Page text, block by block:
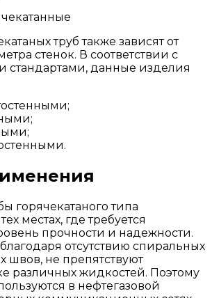
труб также зависят от
стенок. В соответствии с
данные изделия
горячекатаного типа
местах, где требуется
прочности и надежности.
отсутствию спиральных
швов, не препятствуют
различных жидкостей. Поэтому
в нефтегазовой